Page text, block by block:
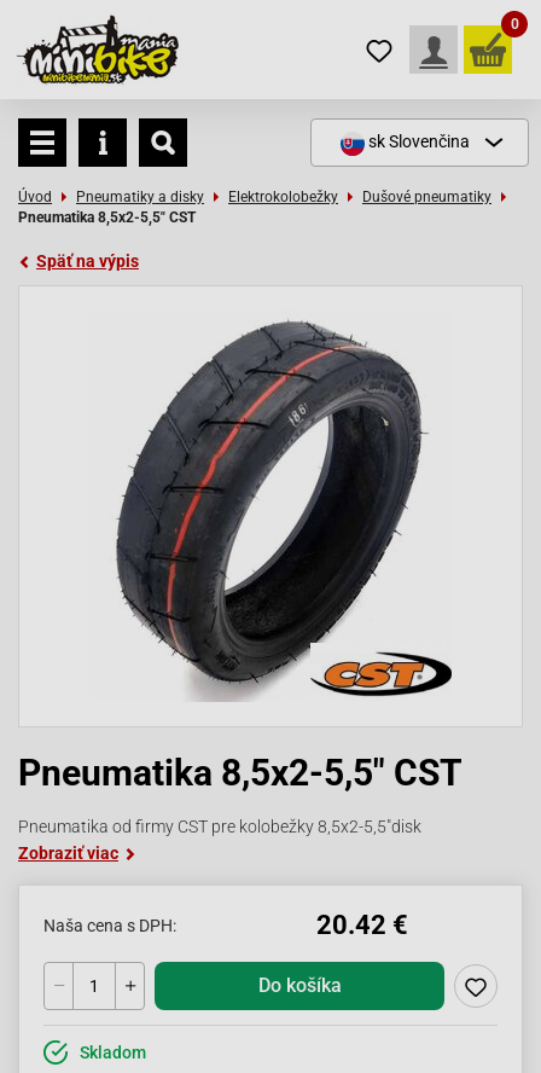
0
skSlovenčina
Úvod Pneumatiky a disky Elektrokolobežky
Dušové pneumatiky
Pneumatika 8,5x2-5,5" CST
Späť na výpis
Pneumatika 8,5x2-5,5" CST
Pneumatika od firmy CST pre kolobežky 8,5x2-5,5"disk
Zobraziť viac
Naša cena s DPH: 20.42 €
Do košíka
Skladom